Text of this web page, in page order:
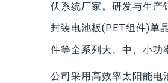
伏系统厂家。研发与生产
封装电池板(PET组件)单
件等全系列大、中、小功
公司采用高效率太阳能电